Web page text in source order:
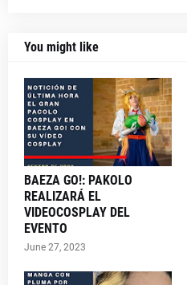
You might like
BAEZA GO!: PAKOLO
REALIZARÁ EL
VIDEOCOSPLAY DEL
EVENTO
June 27, 2023